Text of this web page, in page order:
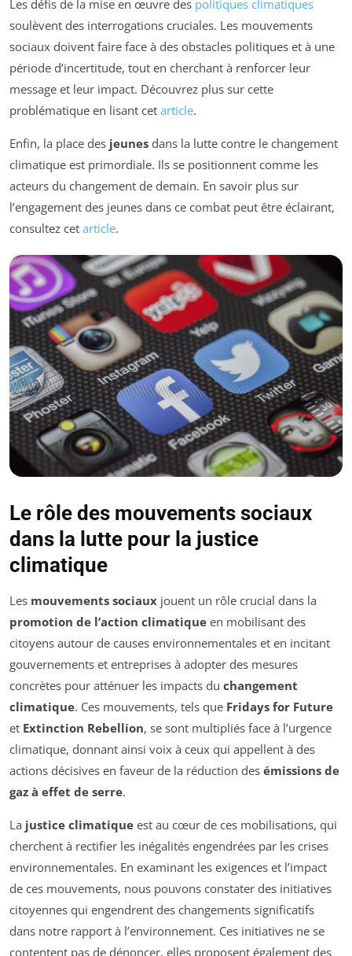
Les défis de la mise en œuvre des politiques climatiques
soulèvent des interrogations cruciales. Les mouvements
sociaux doivent faire face à des obstacles politiques et à une
période d’incertitude, tout en cherchant à renforcer leur
message et leur impact. Découvrez plus sur cette
problématique en lisant cet article.
Enfin, la place des jeunes dans la lutte contre le changement
climatique est primordiale. Ils se positionnent comme les
acteurs du changement de demain. En savoir plus sur
l’engagement des jeunes dans ce combat peut être éclairant,
consultez cet article.
Le rôle des mouvements sociaux
dans la lutte pour la justice
climatique
Les mouvements sociaux jouent un rôle crucial dans la
promotion de l’action climatique en mobilisant des
citoyens autour de causes environnementales et en incitant
gouvernements et entreprises à adopter des mesures
concrètes pour atténuer les impacts du changement
climatique. Ces mouvements, tels que Fridays for Future
et Extinction Rebellion, se sont multipliés face à l’urgence
climatique, donnant ainsi voix à ceux qui appellent à des
actions décisives en faveur de la réduction des émissions de
gaz à effet de serre.
La justice climatique est au cœur de ces mobilisations, qui
cherchent à rectifier les inégalités engendrées par les crises
environnementales. En examinant les exigences et l’impact
de ces mouvements, nous pouvons constater des initiatives
citoyennes qui engendrent des changements significatifs
dans notre rapport à l’environnement. Ces initiatives ne se
contentent pas de dénoncer, elles proposent également des